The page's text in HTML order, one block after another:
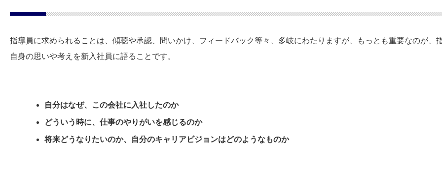
指導員に求められることは、傾聴や承認、問いかけ、フィードバック等々、多岐にわたりますが、もっとも重要なのが、
自身の思いや考えを新入社員に語ることです。
自分はなぜ、この会社に入社したのか
どういう時に、仕事のやりがいを感じるのか
将来どうなりたいのか、自分のキャリアビジョンはどのようなものか